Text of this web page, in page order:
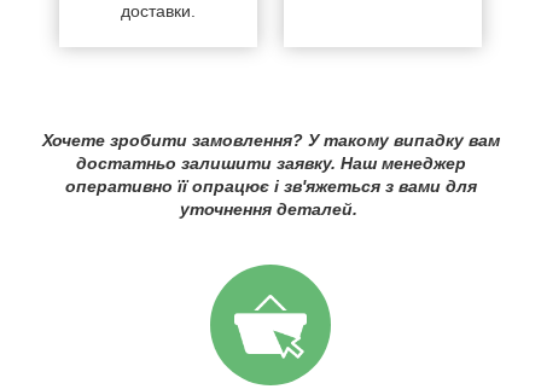
доставки.
Хочете зробити замовлення? У такому випадку вам
достатньо залишити заявку. Наш менеджер
оперативно її опрацює і зв'яжеться з вами для
уточнення деталей.